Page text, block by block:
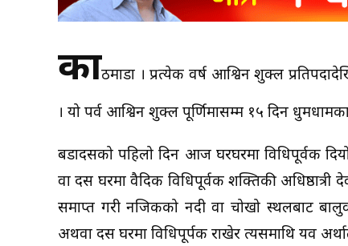
काठमाडौँ । प्रत्येक वर्ष आश्विन शुक्ल
। यो पर्व आश्विन शुक्ल पूर्णिमासम्म १५ दिन
बडादसैँको पहिलो दिन आज घरघरमा विधिपूर्वक
वा दसैँ घरमा वैदिक विधिपूर्वक शक्तिकी
समाप्त गरी नजिकको नदी वा चोखो स्थलबाट
अथवा दसैँ घरमा विधिपूर्पक राखेर त्यसमाथि यव